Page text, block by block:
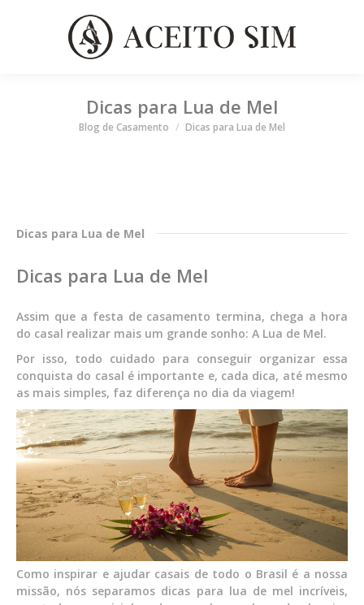
Dicas para Lua de Mel
Você está aqui
Blog de Casamento Dicas para Lua de Mel
Dicas para Lua de Mel
Dicas para Lua de Mel
Assim que a festa de casamento termina, chega a hora
do casal realizar mais um grande sonho: A Lua de Mel.
Por isso, todo cuidado para conseguir organizar essa
conquista do casal é importante e, cada dica, até mesmo
as mais simples, faz diferença no dia da viagem!
Como inspirar e ajudar casais de todo o Brasil é a nossa
missão, nós separamos dicas para lua de mel incríveis,